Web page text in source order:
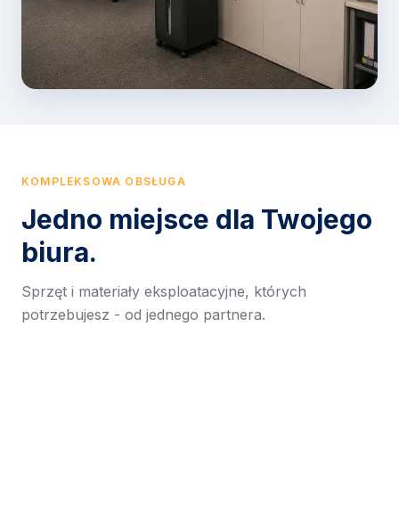
KOMPLEKSOWA OBSŁUGA
Jedno miejsce dla Twojego
biura.
Sprzęt i materiały eksploatacyjne, których
potrzebujesz - od jednego partnera.